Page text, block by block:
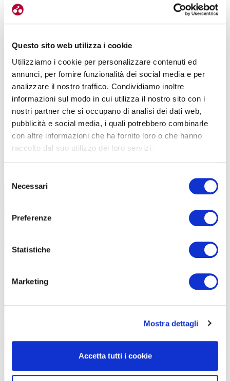
Questo sito web utilizza i cookie
Utilizziamo i cookie per personalizzare contenuti ed
annunci, per fornire funzionalità dei social media e per
analizzare il nostro traffico. Condividiamo inoltre
informazioni sul modo in cui utilizza il nostro sito con i
nostri partner che si occupano di analisi dei dati web,
pubblicità e social media, i quali potrebbero combinarle
con altre informazioni che ha fornito loro o che hanno
raccolto dal suo utilizzo dei loro servizi.
delNecessari
Preferenze
Statistiche
Marketing
Mostra dettagli
Accetta tutti i cookie
natura circostante, nel vostro procedere potrete ammirare querce,
pini e betulle. Si possono anche scoprire i funghi che questi terreni
possono regalare: i famosi porcini o le gambette rosse e grigie.
Non mancano di certo le aree di sosta dove poter gustare i
prodotti del territorio nella pace e nel silenzio che vi circonderanno.
A Lisio sorge la Cappella di San Rocco, una delle famose cappelle